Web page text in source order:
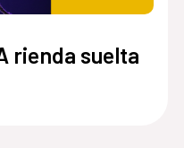
rienda suelta